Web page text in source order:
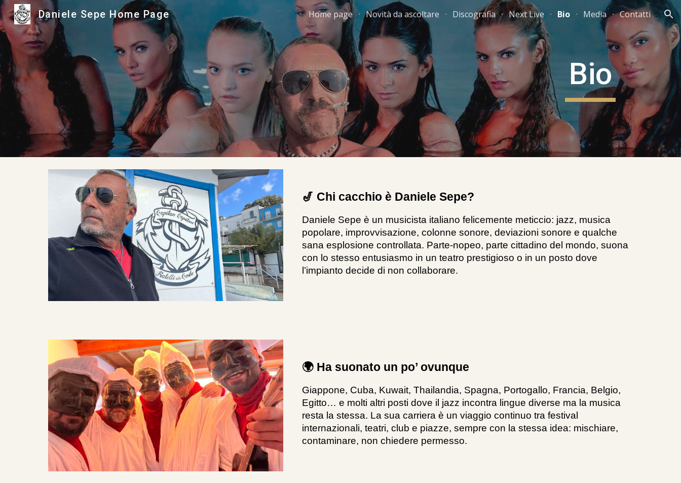
Skip to main content Skip to navigation
Daniele Sepe Home Page Home page Novità da ascoltare Discografia Next Live Bio Media Contatti
Bio
🎷 Chi cacchio è Daniele Sepe?
Daniele Sepe è un musicista italiano felicemente meticcio: jazz, musica
popolare, improvvisazione, colonne sonore, deviazioni sonore e qualche
sana esplosione controllata. Parte-nopeo, parte cittadino del mondo, suona
con lo stesso entusiasmo in un teatro prestigioso o in un posto dove
l’impianto decide di non collaborare.
🌍 Ha suonato un po’ ovunque
Giappone, Cuba, Kuwait, Thailandia, Spagna, Portogallo, Francia, Belgio,
Egitto… e molti altri posti dove il jazz incontra lingue diverse ma la musica
resta la stessa. La sua carriera è un viaggio continuo tra festival
internazionali, teatri, club e piazze, sempre con la stessa idea: mischiare,
contaminare, non chiedere permesso.